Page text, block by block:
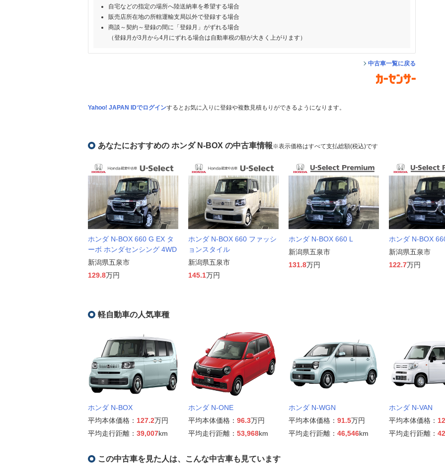
自宅などの指定の場所へ陸送納車を希望する場合
販売店所在地の所轄運輸支局以外で登録する場合
商談～契約～登録の間に「登録月」がずれる場合
（登録月が3月から4月にずれる場合は自動車税の額が大きく上がります）
中古車一覧に戻る
Yahoo! JAPAN IDでログインするとお気に入りに登録や複数見積もりができるようになります。
あなたにおすすめの ホンダ N-BOX の中古車情報※表示価格はすべて支払総額(税込)です
ホンダ N-BOX 660 G EX タ
ーボ ホンダセンシング 4WD
新潟県五泉市
129.8万円
ホンダ N-BOX 660 ファッシ
ョンスタイル
新潟県五泉市
145.1万円
ホンダ N-BOX 660 L
新潟県五泉市
131.8万円
ホンダ N-BOX
新潟県五泉市
122.7万円
軽自動車の人気車種
ホンダ N-BOX
平均本体価格： 127.2万円
平均走行距離： 39,007km
ホンダ N-ONE
平均本体価格： 96.3万円
平均走行距離： 53,968km
ホンダ N-WGN
平均本体価格： 91.5万円
平均走行距離： 46,546km
ホンダ N-VAN
平均本体価格：
平均走行距離：
この中古車を見た人は、こんな中古車も見ています